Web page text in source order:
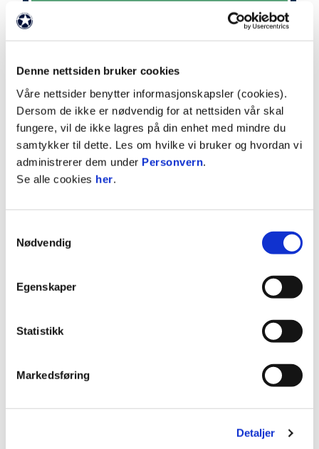
Denne nettsiden bruker cookies
Våre nettsider benytter informasjonskapsler (cookies).
Dersom de ikke er nødvendig for at nettsiden vår skal
fungere, vil de ikke lagres på din enhet med mindre du
samtykker til dette. Les om hvilke vi bruker og hvordan vi
administrerer dem under Personvern.
Se alle cookies her.
Nødvendig
Egenskaper
Statistikk
Markedsføring
Detaljer
10 STENGEL
17 BAKKE 73'
16 ARDRAA
FARJI
20